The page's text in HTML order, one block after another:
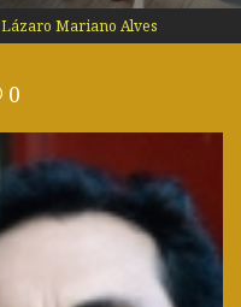
Lázaro Mariano Alves
0